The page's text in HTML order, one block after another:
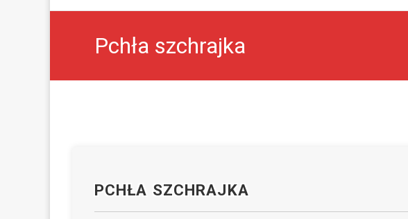
Pchła szchrajka
PCHŁA SZCHRAJKA